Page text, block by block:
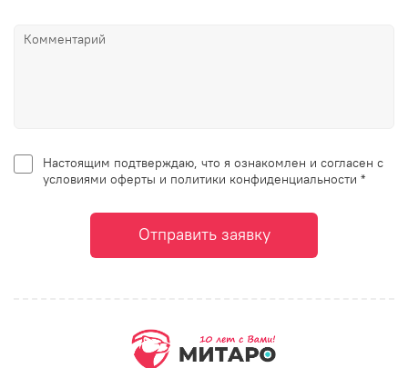
Настоящим подтверждаю, что я ознакомлен и согласен с
условиями оферты и политики конфиденциальности *
Отправить заявку